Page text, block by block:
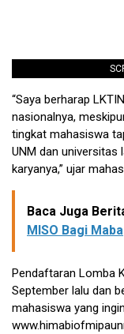
“Saya berharap
nasionalnya,
tingkat mahasiswa
UNM dan universitas
karyanya,” ujar
Baca Juga
MISO Bagi Maba
Pendaftaran Lomba
September lalu dan
mahasiswa yang